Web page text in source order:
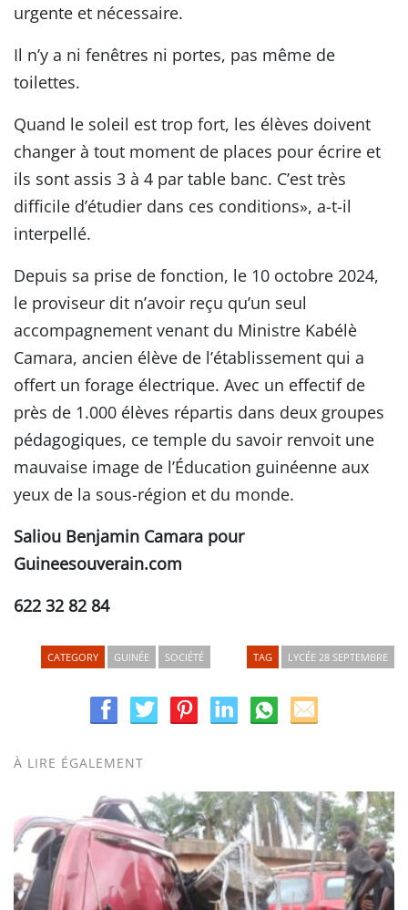
urgente et nécessaire.
Il n’y a ni fenêtres ni portes, pas même de
toilettes.
Quand le soleil est trop fort, les élèves doivent
changer à tout moment de places pour écrire et
ils sont assis 3 à 4 par table banc. C’est très
difficile d’étudier dans ces conditions», a-t-il
interpellé.
Depuis sa prise de fonction, le 10 octobre 2024,
le proviseur dit n’avoir reçu qu’un seul
accompagnement venant du Ministre Kabélè
Camara, ancien élève de l’établissement qui a
offert un forage électrique. Avec un effectif de
près de 1.000 élèves répartis dans deux groupes
pédagogiques, ce temple du savoir renvoit une
mauvaise image de l’Éducation guinéenne aux
yeux de la sous-région et du monde.
Saliou Benjamin Camara pour
Guineesouverain.com
622 32 82 84
CATEGORY GUINÉE SOCIÉTÉ TAG LYCÉE 28 SEPTEMBRE
À LIRE ÉGALEMENT